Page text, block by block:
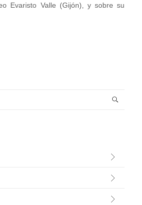
Evaristo Valle (Gijón), y sobre su